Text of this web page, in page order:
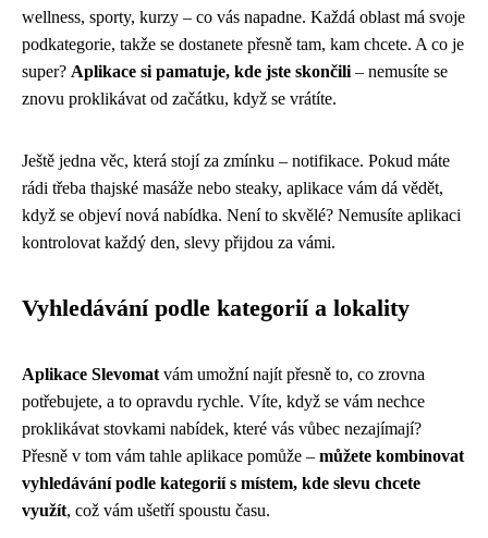
wellness, sporty, kurzy – co vás napadne. Každá oblast má svoje
podkategorie, takže se dostanete přesně tam, kam chcete. A co je
super? Aplikace si pamatuje, kde jste skončili – nemusíte se
znovu proklikávat od začátku, když se vrátíte.
Ještě jedna věc, která stojí za zmínku – notifikace. Pokud máte
rádi třeba thajské masáže nebo steaky, aplikace vám dá vědět,
když se objeví nová nabídka. Není to skvělé? Nemusíte aplikaci
kontrolovat každý den, slevy přijdou za vámi.
Vyhledávání podle kategorií a lokality
Aplikace Slevomat vám umožní najít přesně to, co zrovna
potřebujete, a to opravdu rychle. Víte, když se vám nechce
proklikávat stovkami nabídek, které vás vůbec nezajímají?
Přesně v tom vám tahle aplikace pomůže – můžete kombinovat
vyhledávání podle kategorií s místem, kde slevu chcete
využít, což vám ušetří spoustu času.